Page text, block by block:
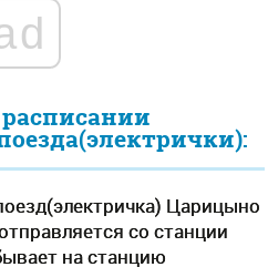
Царицыно
со станции
на станцию